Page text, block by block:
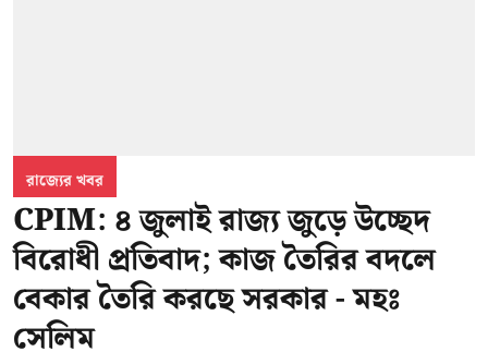
রাজ্যের খবর
CPIM: ৪ জুলাই রাজ্য জুড়ে উচ্ছেদ
বিরোধী প্রতিবাদ; কাজ তৈরির বদলে
বেকার তৈরি করছে সরকার - মহঃ
সেলিম